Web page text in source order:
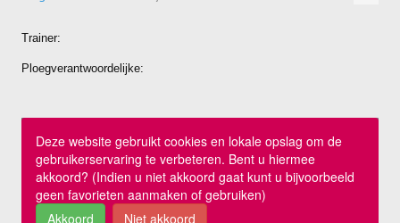
Meisjes U11-D
Meisjes U11 E
Meisjes U13-A
Trainer:
Ploegverantwoordelijke: